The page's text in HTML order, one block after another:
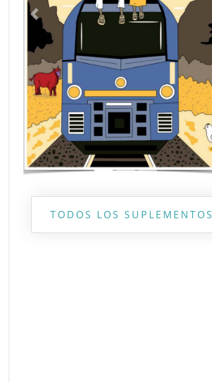
Previous
TODOS LOS SUPLEMENTOS